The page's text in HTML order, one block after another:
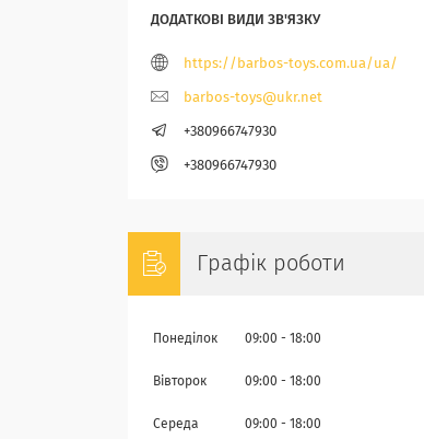
https://barbos-toys.com.ua/ua/
barbos-toys@ukr.net
+380966747930
+380966747930
Графік роботи
Понеділок 09:00 18:00
Вівторок 09:00 18:00
Середа 09:00 18:00